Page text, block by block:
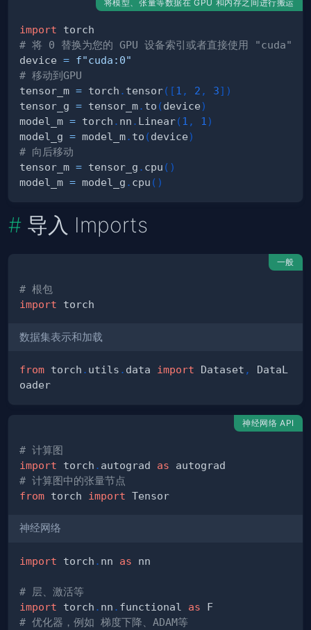
将模型、张量等数据在 GPU 和内存之间进行搬运
import
# 将 0 替换为您的 GPU 设备索引或者直接使用 "cuda"
device = f"cuda:0"
# 移动到GPU
tensor_m = torch . tensor( [1 , 2 , 3] )
tensor_g = tensor_m. to (device)
model_m = torch . nn . Linear(1 , 1 )
model_g = model_m. to (device)
# 向后移动
tensor_m = tensor_g . cpu ( )
model_m = model_g . cpu ( )
导入 Imports
一般
# 根包
import
数据集表示和加载
from torch . utils . data import Dataset ,
DataL
神经网络 API
# 计算图
import torch . autograd as
# 计算图中的张量节点
from torch import
神经网络
import torch . nn as
# 层、激活等
import torch . nn . functional as
# 优化器，例如 梯度下降、ADAM等